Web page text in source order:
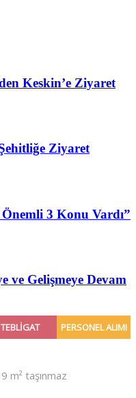
Keskin’e Ziyaret
Ziyaret
3 Konu Vardı”
ve Gelişmeye Devam